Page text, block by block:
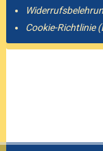
Cookie-Richtlinie